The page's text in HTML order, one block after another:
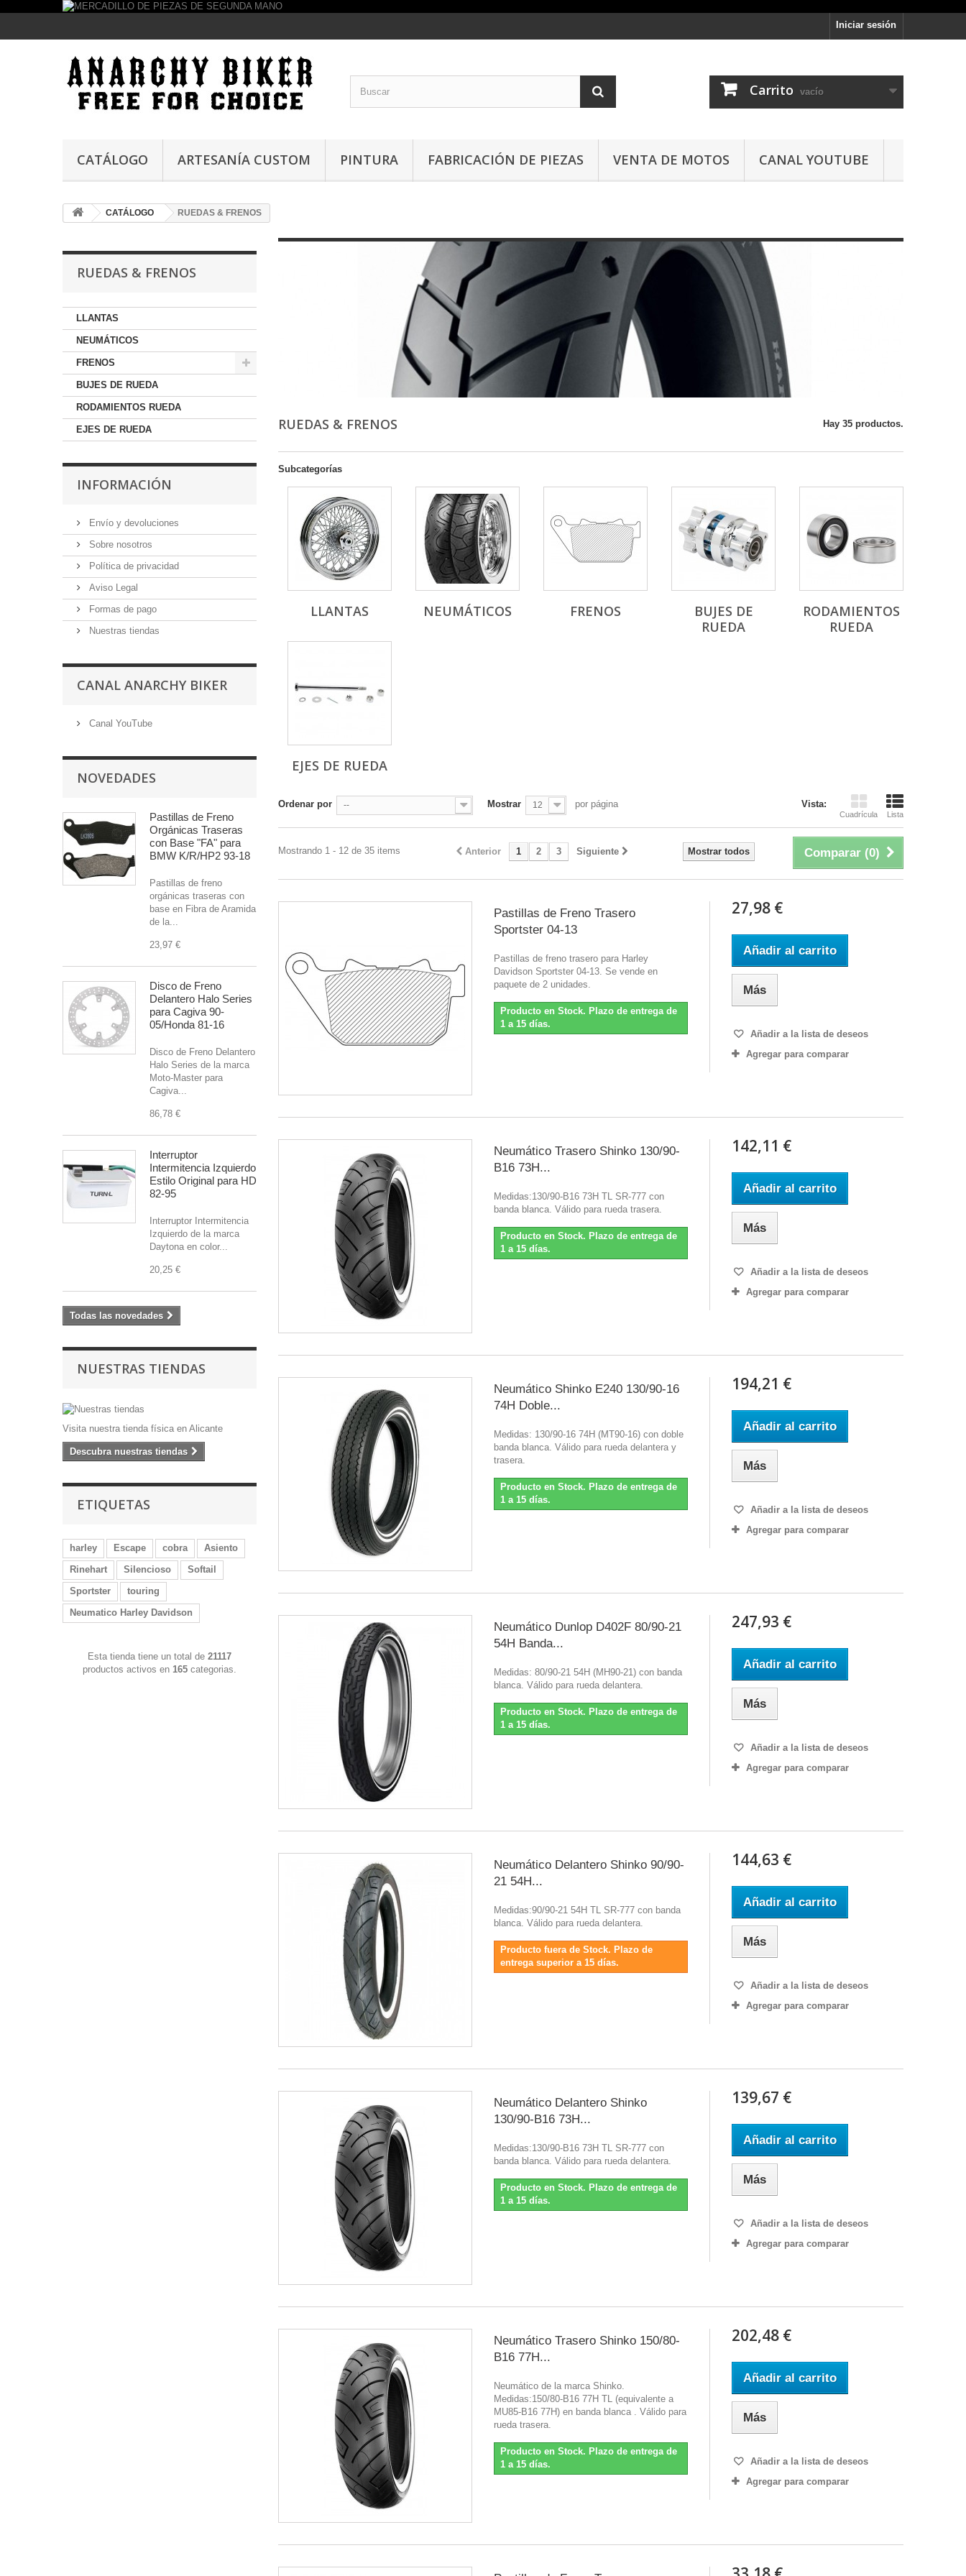
Iniciar sesión
Carrito vacío
CATÁLOGO ARTESANÍA CUSTOM PINTURA FABRICACIÓN DE PIEZAS VENTA DE MOTOS CANAL YOUTUBE
CATÁLOGO RUEDAS & FRENOS
RUEDAS & FRENOS
LLANTAS
NEUMÁTICOS
FRENOS
BUJES DE RUEDA
RODAMIENTOS RUEDA
EJES DE RUEDA
INFORMACIÓN
Envío y devoluciones
Sobre nosotros
Política de privacidad
Aviso Legal
Formas de pago
Nuestras tiendas
CANAL ANARCHY BIKER
Canal YouTube
NOVEDADES
Pastillas de Freno
Orgánicas Traseras
con Base "FA" para
BMW K/R/HP2 93-18
Pastillas de freno
orgánicas traseras con
base en Fibra de Aramida
de la...
23,97 €
Disco de Freno
Delantero Halo Series
para Cagiva 90-
05/Honda 81-16
Disco de Freno Delantero
Halo Series de la marca
Moto-Master para
Cagiva...
86,78 €
Interruptor
Intermitencia Izquierdo
Estilo Original para HD
82-95
Interruptor Intermitencia
Izquierdo de la marca
Daytona en color...
20,25 €
Todas las novedades
NUESTRAS TIENDAS
Visita nuestra tienda física en Alicante
Descubra nuestras tiendas
ETIQUETAS
harley Escape cobra
Asiento
Rinehart
Silencioso
Softail
Sportster
touring
Neumatico Harley Davidson
Esta tienda tiene un total de 21117
productos activos en 165 categorias.
RUEDAS & FRENOS Hay 35 productos.
Subcategorías
LLANTAS NEUMÁTICOS FRENOS
BUJES DE
RUEDA
RODAMIENTOS
RUEDA
EJES DE RUEDA
Vista:
Cuadrícula Lista
Ordenar por -- Mostrar 12 por página
Comparar (0)
Mostrar todos
Anterior 1 2 3 Siguiente
Mostrando 1 - 12 de 35 items
Pastillas de Freno Trasero
Sportster 04-13
Pastillas de freno trasero para Harley
Davidson Sportster 04-13. Se vende en
paquete de 2 unidades.
Producto en Stock. Plazo de entrega de
1 a 15 días.
27,98 €
Añadir al carrito
Más
Añadir a la lista de deseos
Agregar para comparar
Neumático Trasero Shinko 130/90-
B16 73H...
Medidas:130/90-B16 73H TL SR-777 con
banda blanca. Válido para rueda trasera.
Producto en Stock. Plazo de entrega de
1 a 15 días.
142,11 €
Añadir al carrito
Más
Añadir a la lista de deseos
Agregar para comparar
Neumático Shinko E240 130/90-16
74H Doble...
Medidas: 130/90-16 74H (MT90-16) con doble
banda blanca. Válido para rueda delantera y
trasera.
Producto en Stock. Plazo de entrega de
1 a 15 días.
194,21 €
Añadir al carrito
Más
Añadir a la lista de deseos
Agregar para comparar
Neumático Dunlop D402F 80/90-21
54H Banda...
Medidas: 80/90-21 54H (MH90-21) con banda
blanca. Válido para rueda delantera.
Producto en Stock. Plazo de entrega de
1 a 15 días.
247,93 €
Añadir al carrito
Más
Añadir a la lista de deseos
Agregar para comparar
Neumático Delantero Shinko 90/90-
21 54H...
Medidas:90/90-21 54H TL SR-777 con banda
blanca. Válido para rueda delantera.
Producto fuera de Stock. Plazo de
entrega superior a 15 días.
144,63 €
Añadir al carrito
Más
Añadir a la lista de deseos
Agregar para comparar
Neumático Delantero Shinko
130/90-B16 73H...
Medidas:130/90-B16 73H TL SR-777 con
banda blanca. Válido para rueda delantera.
Producto en Stock. Plazo de entrega de
1 a 15 días.
139,67 €
Añadir al carrito
Más
Añadir a la lista de deseos
Agregar para comparar
Neumático Trasero Shinko 150/80-
B16 77H...
Neumático de la marca Shinko.
Medidas:150/80-B16 77H TL (equivalente a
MU85-B16 77H) en banda blanca . Válido para
rueda trasera.
Producto en Stock. Plazo de entrega de
1 a 15 días.
202,48 €
Añadir al carrito
Más
Añadir a la lista de deseos
Agregar para comparar